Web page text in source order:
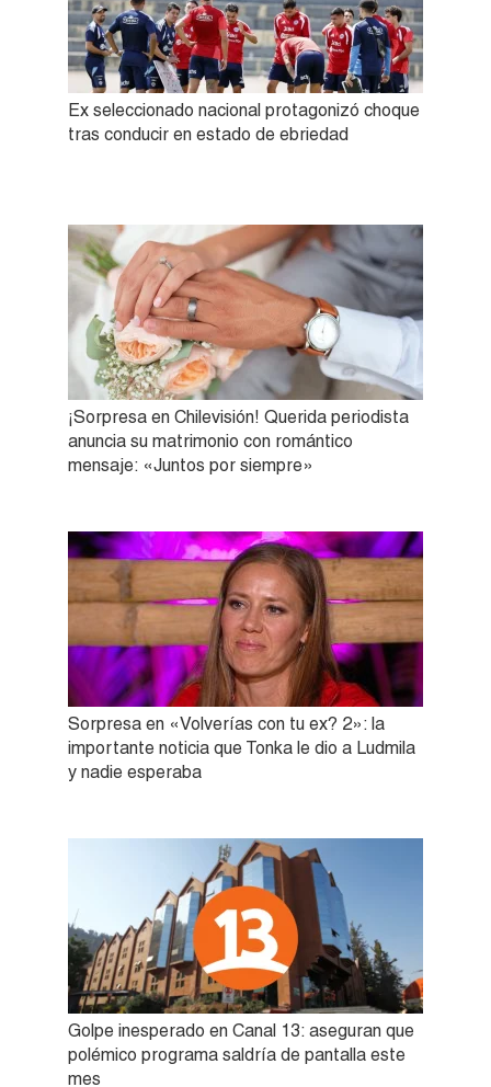
Ex seleccionado nacional protagonizó choque
tras conducir en estado de ebriedad
¡Sorpresa en Chilevisión! Querida periodista
anuncia su matrimonio con romántico
mensaje: «Juntos por siempre»
Sorpresa en «Volverías con tu ex? 2»: la
importante noticia que Tonka le dio a Ludmila
y nadie esperaba
Golpe inesperado en Canal 13: aseguran que
polémico programa saldría de pantalla este
mes